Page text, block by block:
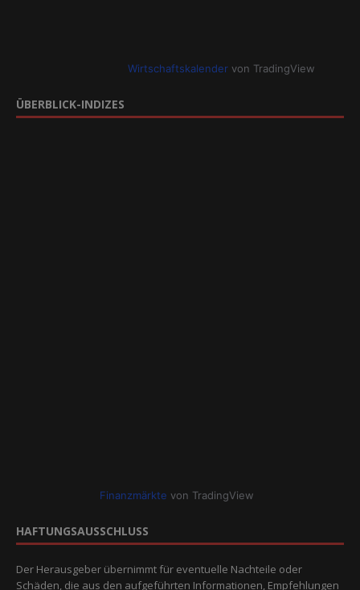
Wirtschaftskalendervon TradingView
ÜBERBLICK-INDIZES
Finanzmärkte von TradingView
HAFTUNGSAUSSCHLUSS
Der Herausgeber übernimmt für eventuelle Nachteile oder
Schäden, die aus den aufgeführten Informationen, Empfehlungen